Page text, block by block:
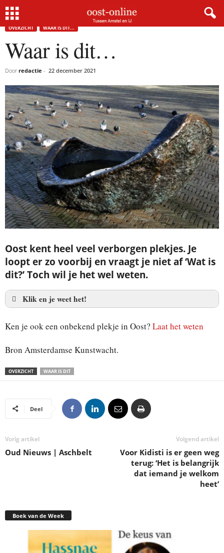
Home
OVERZICHT WAAR IS DIT...
Waar is dit…
Door redactie - 22 december 2021
Oost kent heel veel verborgen plekjes. Je
loopt er zo voorbij en vraagt je niet af ‘Wat is
dit?’ Toch wil je het wel weten.
Klik en je weet het!
Bronzen kastanje op
Kastanjeplein
Ken je ook een onbekend plekje in Oost? Laat het weten
Bron Amsterdamse Kunstwacht.
OVERZICHT WAAR IS DIT
Deel
Vorig artikel
Oud Nieuws | Aschbelt
Volgend artikel
Voor Kidisti is er geen weg
terug: ‘Het is belangrijk
dat iemand je welkom
heet’
Boek van de Week